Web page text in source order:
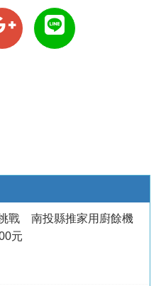
戰 南投縣推家用廚餘機
元